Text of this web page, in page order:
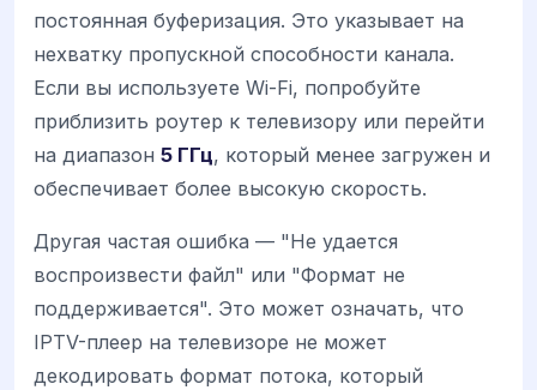
постоянная буферизация. Это указывает на
нехватку пропускной способности канала.
Если вы используете Wi-Fi, попробуйте
приблизить роутер к телевизору или перейти
на диапазон 5 ГГц, который менее загружен и
обеспечивает более высокую скорость.
Другая частая ошибка — "Не удается
воспроизвести файл" или "Формат не
поддерживается". Это может означать, что
IPTV-плеер на телевизоре не может
декодировать формат потока, который